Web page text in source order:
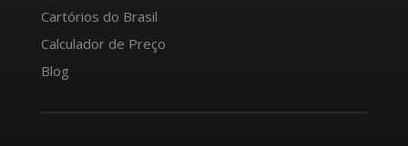
Cartórios do Brasil
Calculador de Preço
Blog